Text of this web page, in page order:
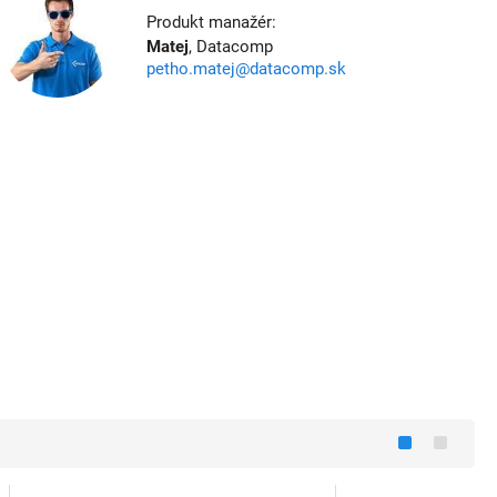
Produkt manažér:
Matej, Datacomp
petho.matej@datacomp.sk